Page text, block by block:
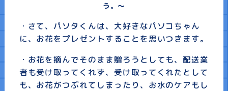
う。〜
・さて、パソタくんは、大好きなパソコちゃん
に、お花をプレゼントすることを思いつきます。
・お花を摘んでそのまま贈ろうとしても、配送業
者も受け取ってくれず、受け取ってくれたとして
も、お花がつぶれてしまったり、お水のケアもし